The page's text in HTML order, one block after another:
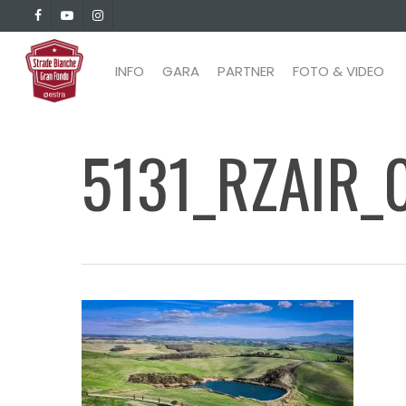
to
main
content
facebookyoutubeinstagram
INFO GARA PARTNER FOTO & VIDEO